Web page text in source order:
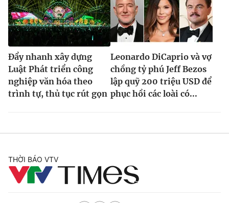
Đẩy nhanh xây dựng
Luật Phát triển công
nghiệp văn hóa theo
trình tự, thủ tục rút gọn
Leonardo DiCaprio và vợ
chồng tỷ phú Jeff Bezos
lập quỹ 200 triệu USD để
phục hồi các loài có...
THỜI BÁO VTV